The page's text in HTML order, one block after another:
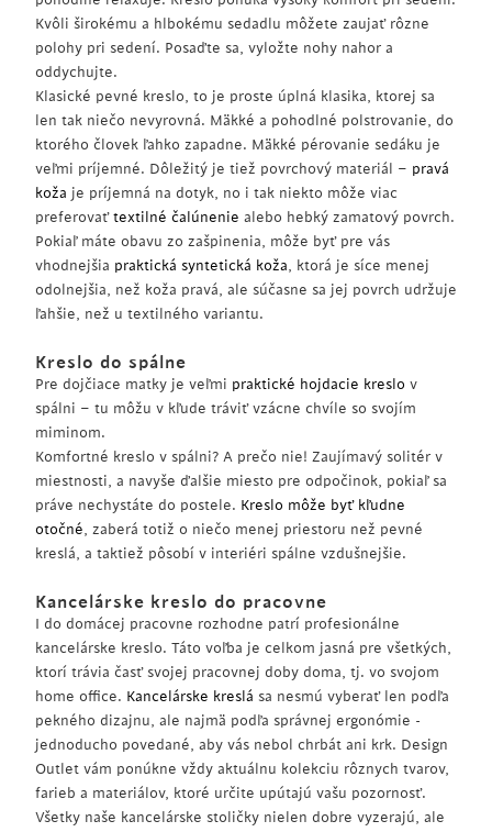
Kvôli širokému a hlbokému sedadlu môžete zaujať rôzne
polohy pri sedení. Posaďte sa, vyložte nohy nahor a
oddychujte.
Klasické pevné kreslo, to je proste úplná klasika, ktorej sa
len tak niečo nevyrovná. Mäkké a pohodlné polstrovanie, do
ktorého človek ľahko zapadne. Mäkké pérovanie sedáku je
veľmi príjemné. Dôležitý je tiež povrchový materiál – pravá
koža je príjemná na dotyk, no i tak niekto môže viac
preferovať textilné čalúnenie alebo hebký zamatový povrch.
Pokiaľ máte obavu zo zašpinenia, môže byť pre vás
vhodnejšia praktická syntetická koža, ktorá je síce menej
odolnejšia, než koža pravá, ale súčasne sa jej povrch udržuje
ľahšie, než u textilného variantu.
Kreslo do spálne
Pre dojčiace matky je veľmi praktické hojdacie kreslo v
spálni – tu môžu v kľude tráviť vzácne chvíle so svojím
miminom.
Komfortné kreslo v spálni? A prečo nie! Zaujímavý solitér v
miestnosti, a navyše ďalšie miesto pre odpočinok, pokiaľ sa
práve nechystáte do postele. Kreslo môže byť kľudne
otočné, zaberá totiž o niečo menej priestoru než pevné
kreslá, a taktiež pôsobí v interiéri spálne vzdušnejšie.
Kancelárske kreslo do pracovne
I do domácej pracovne rozhodne patrí profesionálne
kancelárske kreslo. Táto voľba je celkom jasná pre všetkých,
ktorí trávia časť svojej pracovnej doby doma, tj. vo svojom
home office. Kancelárske kreslá sa nesmú vyberať len podľa
pekného dizajnu, ale najmä podľa správnej ergonómie -
jednoducho povedané, aby vás nebol chrbát ani krk. Design
Outlet vám ponúkne vždy aktuálnu kolekciu rôznych tvarov,
farieb a materiálov, ktoré určite upútajú vašu pozornosť.
Všetky naše kancelárske stoličky nielen dobre vyzerajú, ale